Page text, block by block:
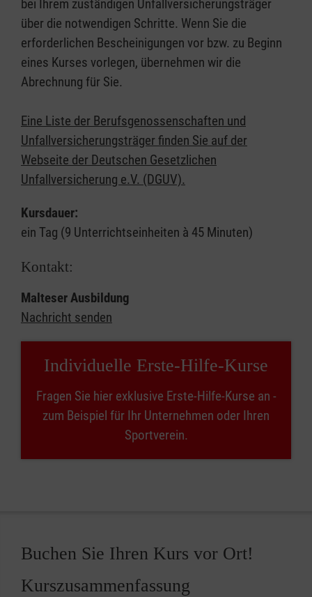
bei Ihrem zuständigen Unfallversicherungsträger
über die notwendigen Schritte. Wenn Sie die
erforderlichen Bescheinigungen vor bzw. zu Beginn
eines Kurses vorlegen, übernehmen wir die
Abrechnung für Sie.
Eine Liste der Berufsgenossenschaften und
Unfallversicherungsträger finden Sie auf der
Webseite der Deutschen Gesetzlichen
Unfallversicherung e.V. (DGUV).
Kursdauer:
ein Tag (9 Unterrichtseinheiten à 45 Minuten)
Kontakt:
Malteser Ausbildung
Nachricht senden
Individuelle Erste-Hilfe-Kurse
Fragen Sie hier exklusive Erste-Hilfe-Kurse an -
zum Beispiel für Ihr Unternehmen oder Ihren
Sportverein.
Buchen Sie Ihren Kurs vor Ort!
Kurszusammenfassung